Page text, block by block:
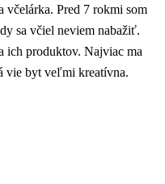
včelárka. Pred 7 rokmi som
sa včiel neviem nabažiť.
ich produktov. Najviac ma
vie byt veľmi kreatívna.